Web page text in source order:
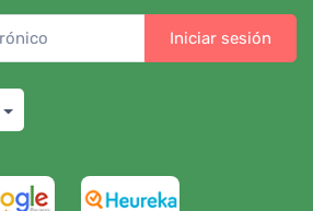
Iniciar sesión